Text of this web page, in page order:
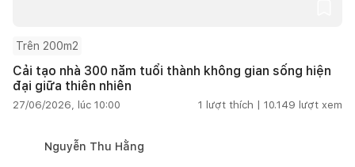
Trên 200m2
Cải tạo nhà 300 năm tuổi thành không gian sống hiện
đại giữa thiên nhiên
27/06/2026, lúc 10:00 1 lượt thích | 10.149 lượt xem
Nguyễn Thu Hằng